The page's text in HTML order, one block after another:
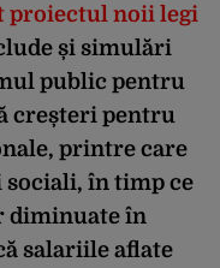
proiectul noii legi
și simulări
public pentru
creșteri pentru
printre care
în timp ce
diminuate în
salariile aflate